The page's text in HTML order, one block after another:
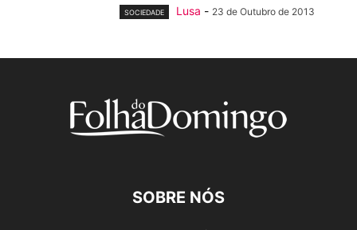
SOCIEDADE Lusa - 23 de Outubro de 2013
SOBRE NÓS